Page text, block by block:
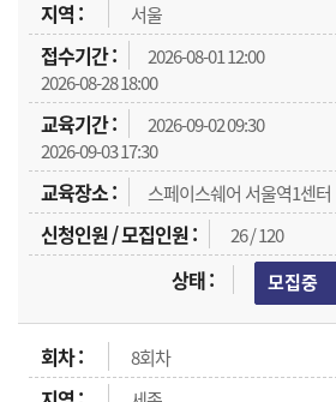
서울
2026-08-01 12:00
2026-08-28 18:00
2026-09-02 09:30
2026-09-03 17:30
스페이스쉐어 서울역1센터
26 / 120
모집중
8회차